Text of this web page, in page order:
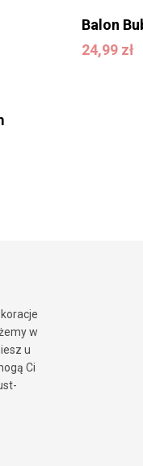
Balon
24,99 zł
24,99zł
w
u
Ci